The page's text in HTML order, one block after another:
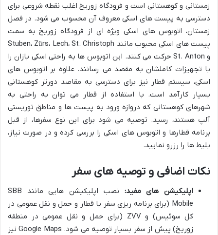
زمستانی و کوهستانی است و فرودگاه زوریخ اغلب نقطه شروعی برای
دسترسی به پیست های اسکی معروف آن محسوب می شود. در فصل
زمستان، اتوبوس های اسکی ویژه ای از فرودگاه زوریخ به سمت
پیست های اسکی محبوب مانند Stuben، Zürs، Lech، St. Christoph
و St. Anton حرکت می کنند. این اتوبوس ها به راحتی اسکی بازان را
با تجهیزات کاملشان به مقصد می رسانند. علاوه بر اتوبوس های
اسکی، سیستم قطار نیز برای دسترسی به مقاصد دورتر کوهستانی
بسیار کارآمد است. با استفاده از قطار می توان به راحتی به
شهرهای کوهستانی که دروازه ورود به پیست ها و مناطق توریستی
آلپ هستند، رسید. توصیه می شود برای این نوع سفرها، از قبل
برنامه قطارها و اتوبوس های اسکی را بررسی کرده و در صورت نیاز،
بلیط ها را رزرو نمایید.
نکات اضافی و توصیه های سفر
اپلیکیشن های مفید:
نصب اپلیکیشن هایی مانند SBB
Mobile (برای برنامه ریزی سفر با قطار و حمل و نقل عمومی در
کل سوئیس) و ZVV (برای حمل و نقل عمومی در منطقه
زوریخ) پیش از سفر بسیار توصیه می شود. Google Maps نیز